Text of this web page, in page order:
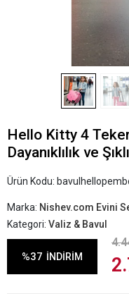
Hello Kitty 4
Dayanıklılık ve
Ürün Kodu:
Marka: Nishev.com Evini
Kategori: Valiz & Bavul
%37 İNDİRİM